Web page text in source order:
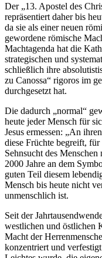
Der „13. Apostel des
repräsentiert daher bis
da sie als einer neuen
gewordene römische
Machtagenda hat die
strategischen und
schließlich ihre
zu Canossa“ rigoros im
durchgesetzt hat.
Die dadurch „normal“
heute jeder Mensch für
Jesus ermessen: „An
diese Früchte begreift,
Sehnsucht des
2000 Jahre an dem
guten Teil diesem
Mensch bis heute nicht
unmenschlich ist.
Seit der
westlichen und östlichen
Macht der
konzentriert und